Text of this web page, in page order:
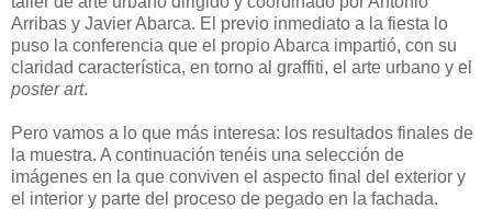
Arribas y Javier Abarca. El previo inmediato a la fiesta lo
puso la conferencia que el propio Abarca impartió, con su
claridad característica, en torno al graffiti, el arte urbano y el
poster art.
Pero vamos a lo que más interesa: los resultados finales de
la muestra. A continuación tenéis una selección de
imágenes en la que conviven el aspecto final del exterior y
el interior y parte del proceso de pegado en la fachada.